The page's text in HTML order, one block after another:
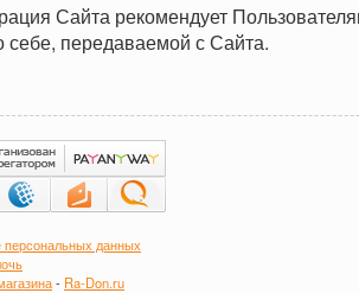
Сайта рекомендует
передаваемой с Сайта.
данных
- Ra-Don.ru